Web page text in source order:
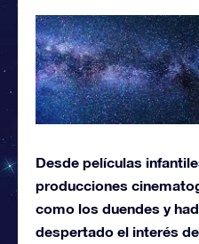
Desde películas
producciones
como los duendes y
despertado el interés